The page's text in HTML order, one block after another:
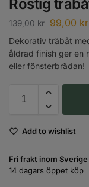
Rostig
139,00kr 99,00 kr
Dekorativ träbåt
åldrad finish ger en
eller fönsterbrädan!
Add to wishlist
Fri frakt inom
14 dagars öppet köp